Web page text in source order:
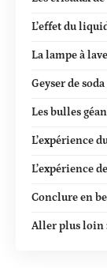
L’effet du
La lampe à
Geyser de
Les bulles
L’expérience
L’expérience
Conclure en
Aller plus loin